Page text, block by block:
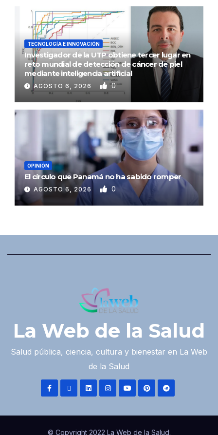
TECNOLOGÍA E INNOVACIÓN
Investigador de la UTP obtiene tercer lugar en
reto mundial de detección de cáncer de piel
mediante inteligencia artificial
AGOSTO 6, 2026 0
OPINIÓN
El círculo que Panamá no ha sabido romper
AGOSTO 6, 2026 0
La Web de la Salud
Salud pública, ciencia, cultura y bienestar en La Web
de la Salud
© Copyright 2022 La Web de la Salud.